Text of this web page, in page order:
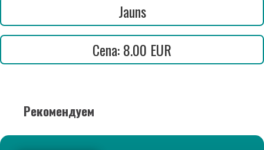
Jauns
Cena: 8.00 EUR
Рекомендуем